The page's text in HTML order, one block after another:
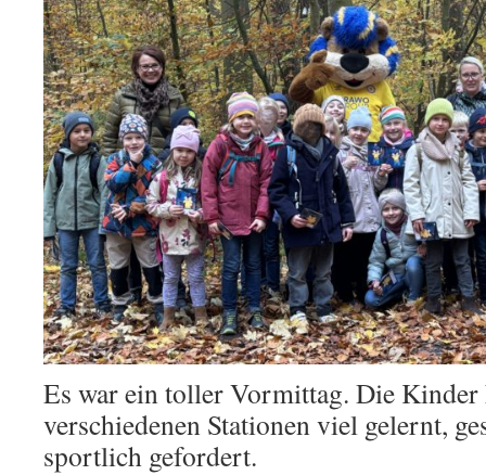
Es war ein toller Vormittag. Die Kinder
verschiedenen Stationen viel gelernt,
sportlich gefordert.